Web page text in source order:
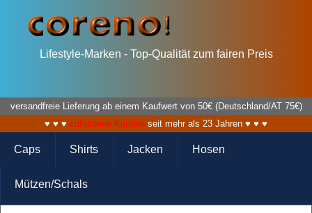
Lifestyle-Marken - Top-Qualität zum fairen Preis
versandfreie Lieferung ab einem Kaufwert von 50€ (Deutschland/AT 75€)
♥ ♥ ♥ zufriedene Kunden seit mehr als 23 Jahren ♥ ♥ ♥
Caps Shirts Jacken Hosen
Mützen/Schals